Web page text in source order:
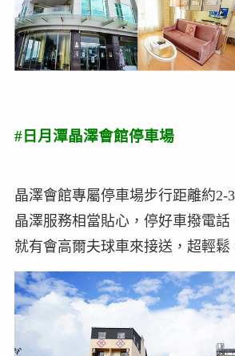
#日月潭晶澤會館停車場
晶澤會館專屬停車場步行距離約2-3
晶澤服務相當貼心，停好車撥電話
就有會高爾夫球車來接送，超輕鬆